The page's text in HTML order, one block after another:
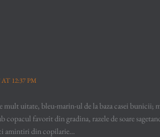
12:37 PM
mult uitate, bleu-marin-ul de la baza casei bunicii;
copacul favorit din gradina, razele de soare
amintiri din copilarie…